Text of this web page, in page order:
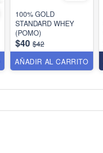
100% GOLD
STANDARD WHEY
(POMO)
$40 $42
AÑADIR AL CARRITO